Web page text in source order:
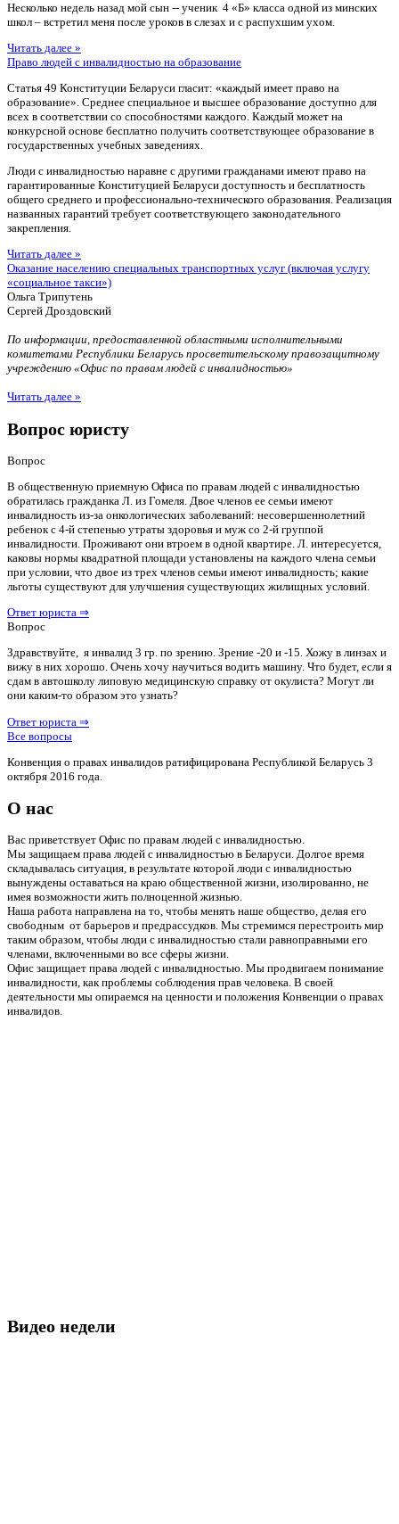
Несколько недель назад мой сын -- ученик 4 «Б» класса одной из минских
школ – встретил меня после уроков в слезах и с распухшим ухом.
Читать далее »
Право людей с инвалидностью на образование
Статья 49 Конституции Беларуси гласит: «каждый имеет право на
образование». Среднее специальное и высшее образование доступно для
всех в соответствии со способностями каждого. Каждый может на
конкурсной основе бесплатно получить соответствующее образование в
государственных учебных заведениях.
Люди с инвалидностью наравне с другими гражданами имеют право на
гарантированные Конституцией Беларуси доступность и бесплатность
общего среднего и профессионально-технического образования. Реализация
названных гарантий требует соответствующего законодательного
закрепления.
Читать далее »
Оказание населению специальных транспортных услуг (включая услугу
«социальное такси»)
Ольга Трипутень
Сергей Дроздовский
По информации, предоставленной областными исполнительными
комитетами Республики Беларусь просветительскому правозащитному
учреждению «Офис по правам людей с инвалидностью»
Читать далее »
Вопрос юристу
Вопрос
В общественную приемную Офиса по правам людей с инвалидностью
обратилась гражданка Л. из Гомеля. Двое членов ее семьи имеют
инвалидность из-за онкологических заболеваний: несовершеннолетний
ребенок с 4-й степенью утраты здоровья и муж со 2-й группой
инвалидности. Проживают они втроем в одной квартире. Л. интересуется,
каковы нормы квадратной площади установлены на каждого члена семьи
при условии, что двое из трех членов семьи имеют инвалидность; какие
льготы существуют для улучшения существующих жилищных условий.
Ответ юриста ⇒
Вопрос
Здравствуйте, я инвалид 3 гр. по зрению. Зрение -20 и -15. Хожу в линзах и
вижу в них хорошо. Очень хочу научиться водить машину. Что будет, если я
сдам в автошколу липовую медицинскую справку от окулиста? Могут ли
они каким-то образом это узнать?
Ответ юриста ⇒
Все вопросы
Конвенция о правах инвалидов ратифицирована Республикой Беларусь 3
октября 2016 года.
О нас
Вас приветствует Офис по правам людей с инвалидностью.
Мы защищаем права людей с инвалидностью в Беларуси. Долгое время
складывалась ситуация, в результате которой люди с инвалидностью
вынуждены оставаться на краю общественной жизни, изолированно, не
имея возможности жить полноценной жизнью.
Наша работа направлена на то, чтобы менять наше общество, делая его
свободным от барьеров и предрассудков. Мы стремимся перестроить мир
таким образом, чтобы люди с инвалидностью стали равноправными его
членами, включенными во все сферы жизни.
Офис защищает права людей с инвалидностью. Мы продвигаем понимание
инвалидности, как проблемы соблюдения прав человека. В своей
деятельности мы опираемся на ценности и положения Конвенции о правах
инвалидов.
Видео недели